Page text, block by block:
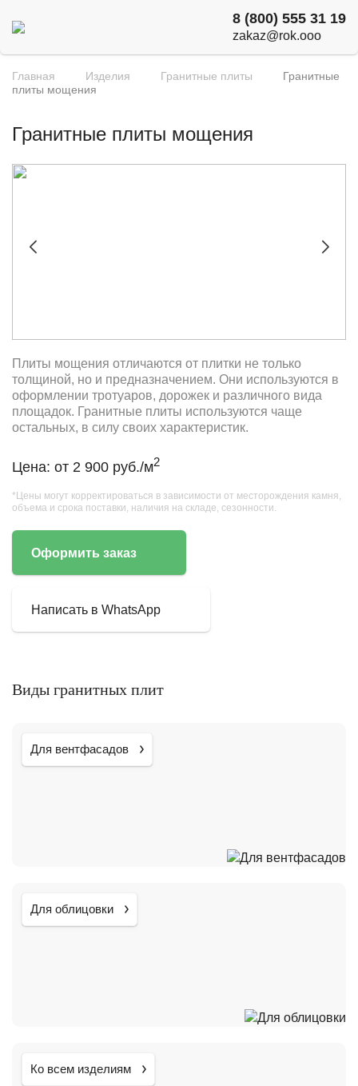
8 (800) 555 31 19
zakaz@rok.ooo
Главная Изделия Гранитные плиты
Гранитные
плиты мощения
Гранитные плиты мощения
Плиты мощения отличаются от плитки не только
толщиной, но и предназначением. Они используются в
оформлении тротуаров, дорожек и различного вида
площадок. Гранитные плиты используются чаще
остальных, в силу своих характеристик.
Цена: от 2 900 руб./м2
*Цены могут корректироваться в зависимости от месторождения камня,
объема и срока поставки, наличия на складе, сезонности.
Оформить заказ
Написать в WhatsApp
Виды гранитных плит
Для вентфасадов
Для облицовки
Ко всем изделиям